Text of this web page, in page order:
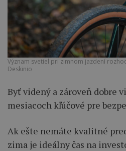
Význam svetiel pri zimnom jazdení
Deskinio
Byť videný a zároveň dobre
mesiacoch kľúčové pre
Ak ešte nemáte kvalitné
zima je ideálny čas na